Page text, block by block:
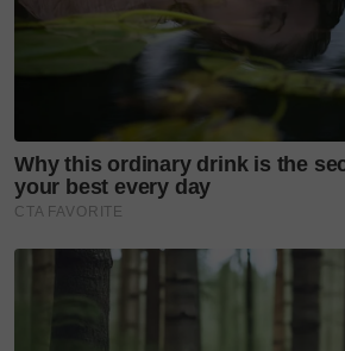
Waktu operasi: 5 petang hingga
Facebook: Makcik cafe
Instagram: @makcik_cafe
Baca jugaAneka makanan viral di
bumbung. Ini 5 destinasi kalau